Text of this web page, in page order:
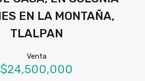
EN LA MONTAÑA,
TLALPAN
Venta
$24,500,000